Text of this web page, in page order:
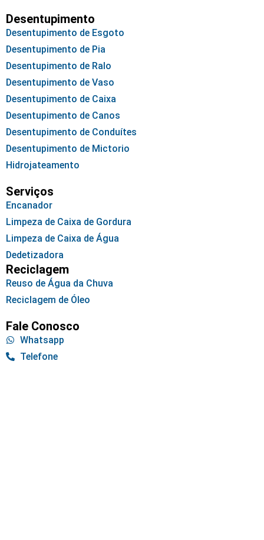
Desentupimento
Desentupimento de Esgoto
Desentupimento de Pia
Desentupimento de Ralo
Desentupimento de Vaso
Desentupimento de Caixa
Desentupimento de Canos
Desentupimento de Conduítes
Desentupimento de Mictorio
Hidrojateamento
Serviços
Encanador
Limpeza de Caixa de Gordura
Limpeza de Caixa de Água
Dedetizadora
Reciclagem
Reuso de Água da Chuva
Reciclagem de Óleo
Fale Conosco
Whatsapp
Telefone